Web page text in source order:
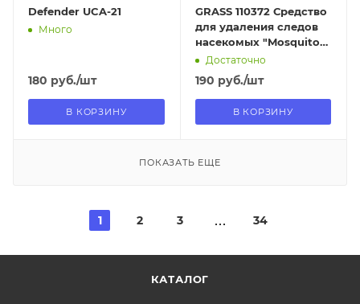
Defender UCA-21
Много
180 руб./шт
В КОРЗИНУ
GRASS 110372 Средство
для удаления следов
насекомых "Mosquitos
Cleaner" (флакон 600
Достаточно
190 руб./шт
В КОРЗИНУ
ПОКАЗАТЬ ЕЩЕ
1 2 3 34
КАТАЛОГ